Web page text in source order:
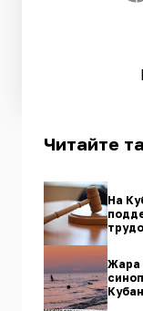
Читайте
На
Жара